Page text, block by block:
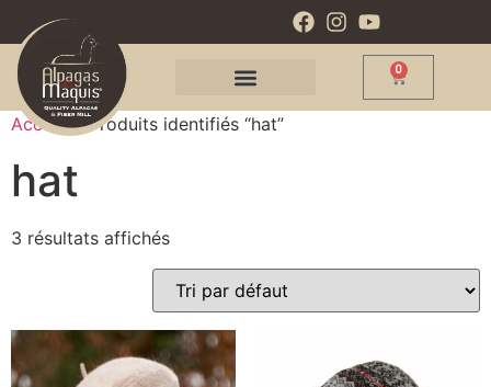
0
Accueil/ Produits identifiés “hat”
hat
3 résultats affichés